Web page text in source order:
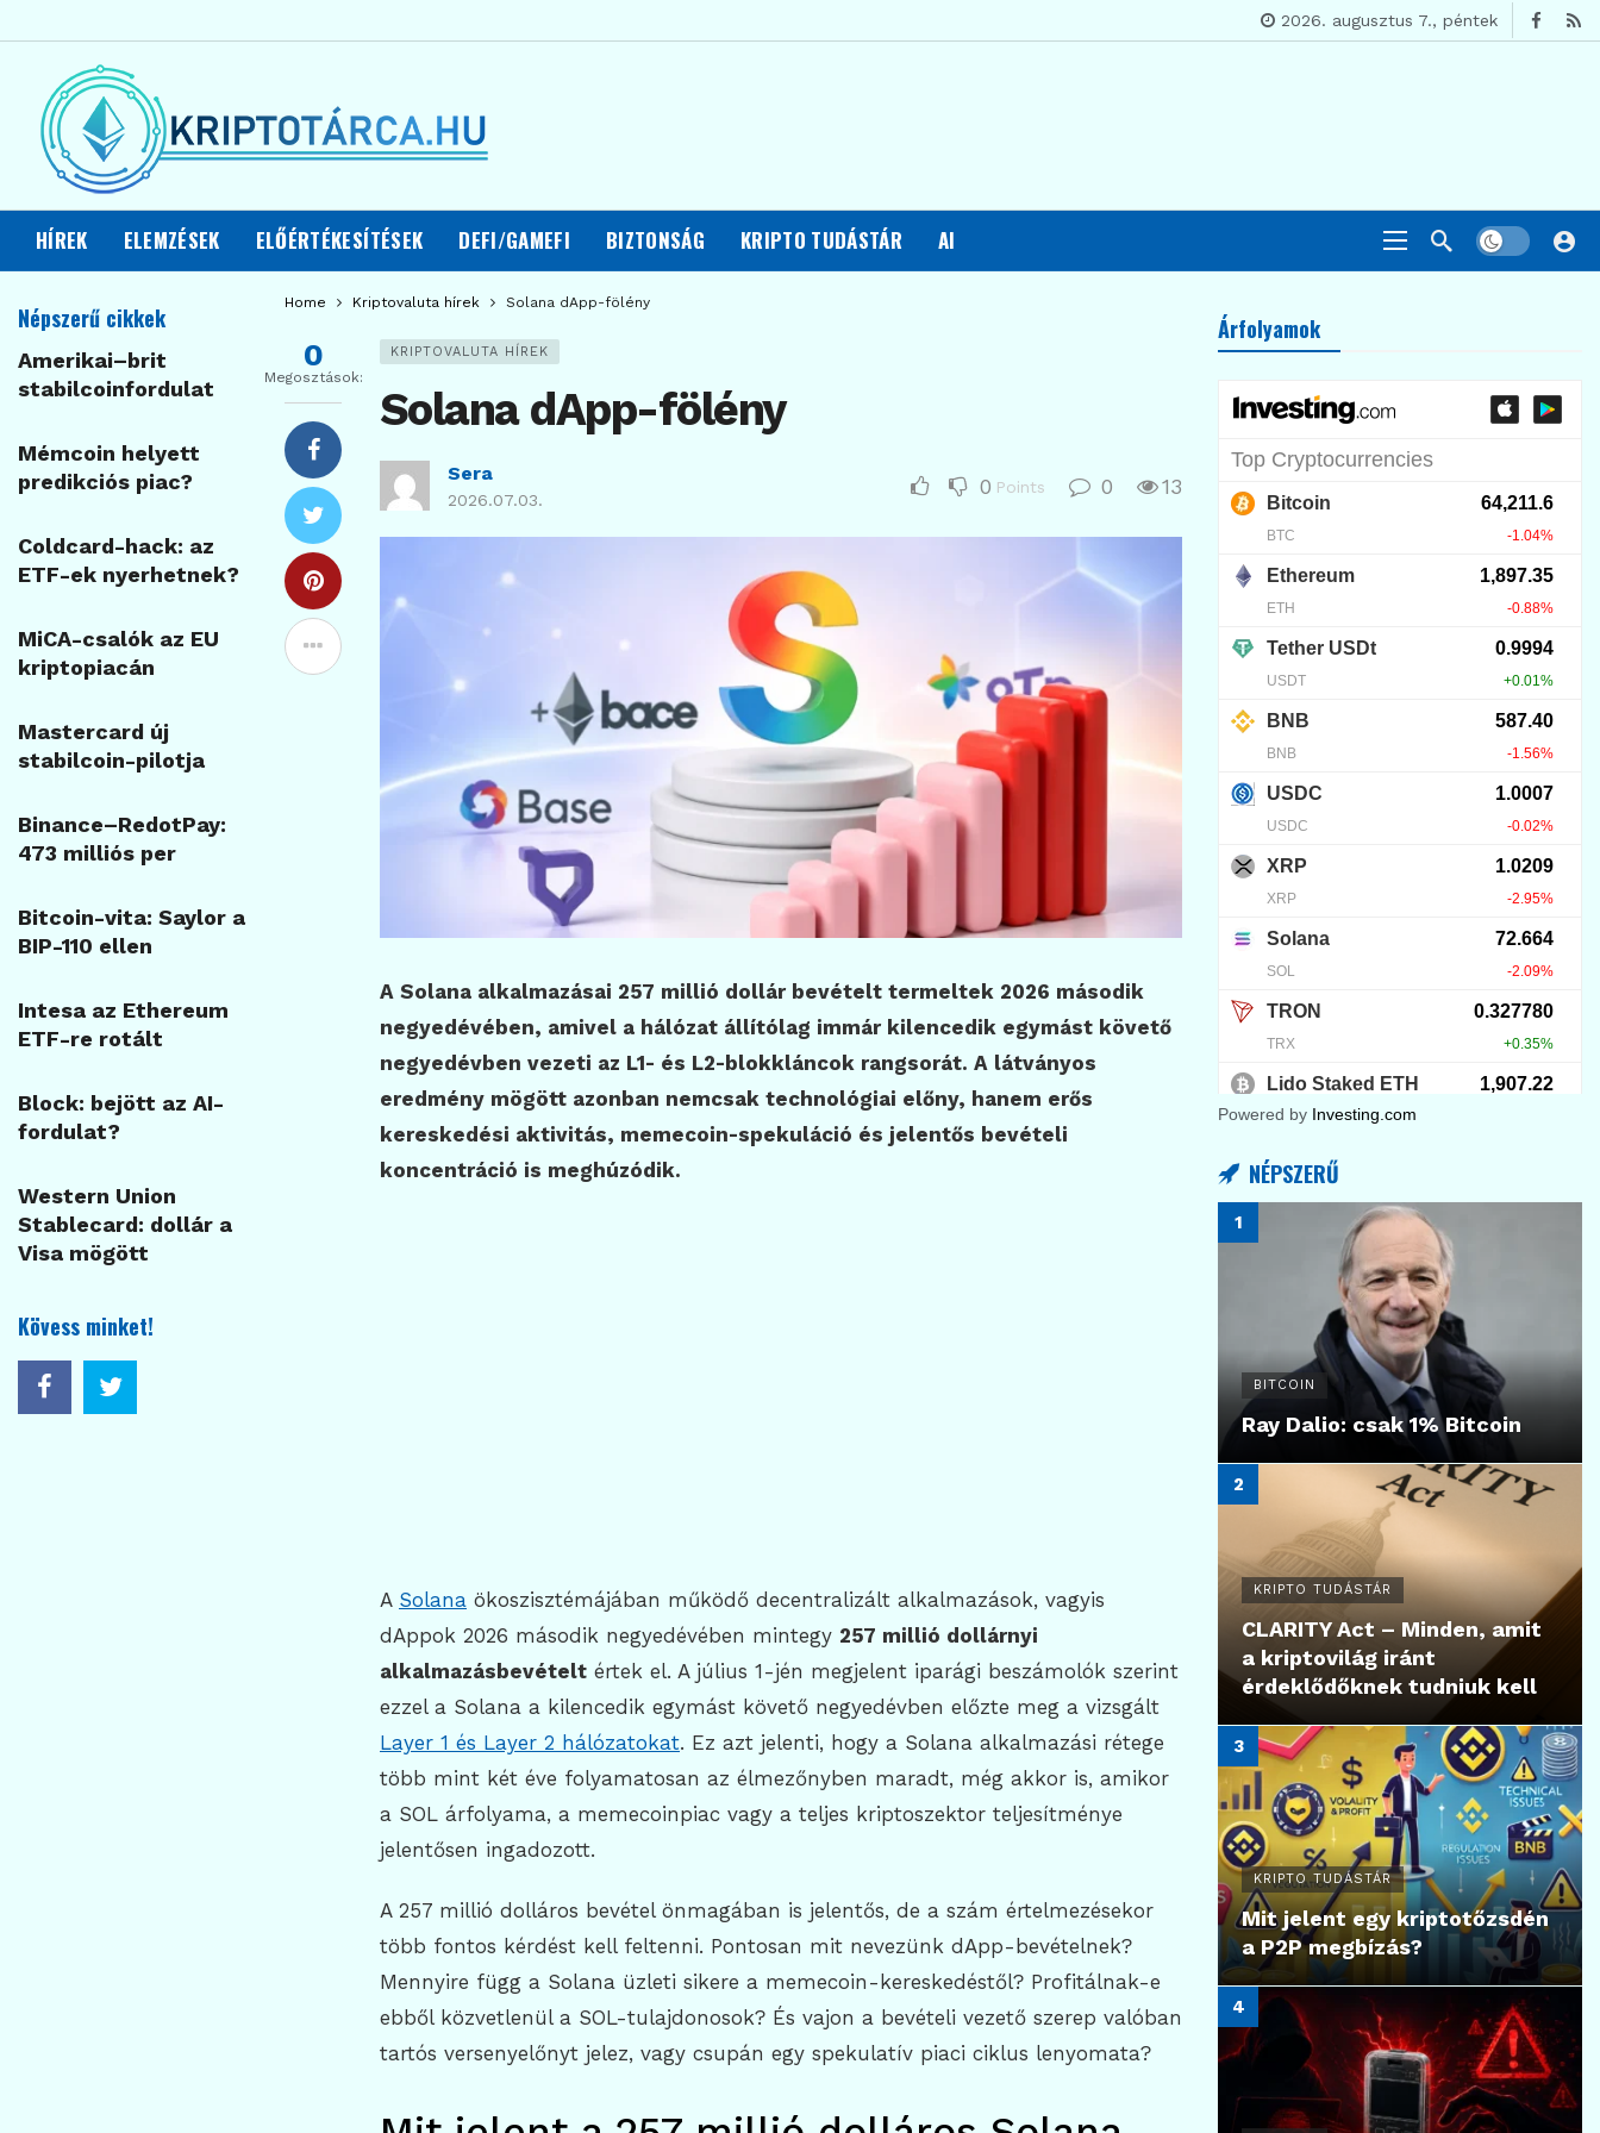
2026. augusztus 7., péntek
HÍREK ELEMZÉSEK ELŐÉRTÉKESÍTÉSEK DEFI/GAMEFI BIZTONSÁG KRIPTO TUDÁSTÁR AI
Home Kriptovaluta hírek Solana dApp-fölény
KRIPTOVALUTA HÍREK
Solana dApp-fölény
Sera
2026.07.03.
0 Points 0 13
0
Megosztások:
A Solana alkalmazásai 257 millió dollár bevételt termeltek 2026 második
negyedévében, amivel a hálózat állítólag immár kilencedik egymást követő
negyedévben vezeti az L1- és L2-blokkláncok rangsorát. A látványos
eredmény mögött azonban nemcsak technológiai előny, hanem erős
kereskedési aktivitás, memecoin-spekuláció és jelentős bevételi
koncentráció is meghúzódik.
A Solana ökoszisztémájában működő decentralizált alkalmazások, vagyis
dAppok 2026 második negyedévében mintegy 257 millió dollárnyi
alkalmazásbevételt értek el. A július 1-jén megjelent iparági beszámolók szerint
ezzel a Solana a kilencedik egymást követő negyedévben előzte meg a vizsgált
Layer 1 és Layer 2 hálózatokat. Ez azt jelenti, hogy a Solana alkalmazási rétege
több mint két éve folyamatosan az élmezőnyben maradt, még akkor is, amikor
a SOL árfolyama, a memecoinpiac vagy a teljes kriptoszektor teljesítménye
jelentősen ingadozott.
A 257 millió dolláros bevétel önmagában is jelentős, de a szám értelmezésekor
több fontos kérdést kell feltenni. Pontosan mit nevezünk dApp-bevételnek?
Mennyire függ a Solana üzleti sikere a memecoin-kereskedéstől? Profitálnak-e
ebből közvetlenül a SOL-tulajdonosok? És vajon a bevételi vezető szerep valóban
tartós versenyelőnyt jelez, vagy csupán egy spekulatív piaci ciklus lenyomata?
Árfolyamok
Powered by Investing.com
NÉPSZERŰ
BITCOIN
Ray Dalio: csak 1% Bitcoin
KRIPTO TUDÁSTÁR
CLARITY Act – Minden, amit
a kriptovilág iránt
érdeklődőknek tudniuk kell
KRIPTO TUDÁSTÁR
Mit jelent egy kriptotőzsdén
a P2P megbízás?
Népszerű cikkek
Amerikai–brit
stabilcoinfordulat
Mémcoin helyett
predikciós piac?
Coldcard-hack: az
ETF-ek nyerhetnek?
MiCA-csalók az EU
kriptopiacán
Mastercard új
stabilcoin-pilotja
Binance–RedotPay:
473 milliós per
Bitcoin-vita: Saylor a
BIP-110 ellen
Intesa az Ethereum
ETF-re rotált
Block: bejött az AI-
fordulat?
Western Union
Stablecard: dollár a
Visa mögött
Kövess minket!